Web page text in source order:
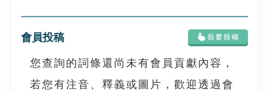
會員投稿
您查詢的詞條還尚未有會員貢獻內容，
若您有注音、釋義或圖片，歡迎透過會